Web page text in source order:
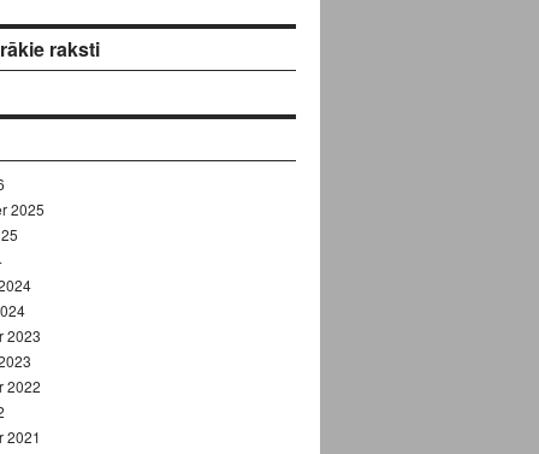
raksti
2025
2023
2022
2021